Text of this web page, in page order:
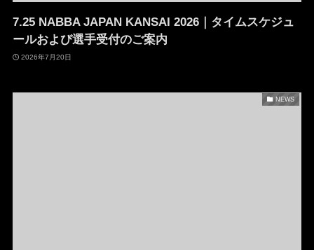
7.25 NABBA JAPAN KANSAI 2026｜タイムスケジュ
ールおよび選手受付のご案内
2026年7月20日
NEWS